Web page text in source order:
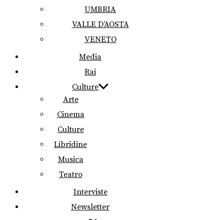
UMBRIA
VALLE D’AOSTA
VENETO
Media
Rai
Culture
Arte
Cinema
Culture
Libridine
Musica
Teatro
Interviste
Newsletter